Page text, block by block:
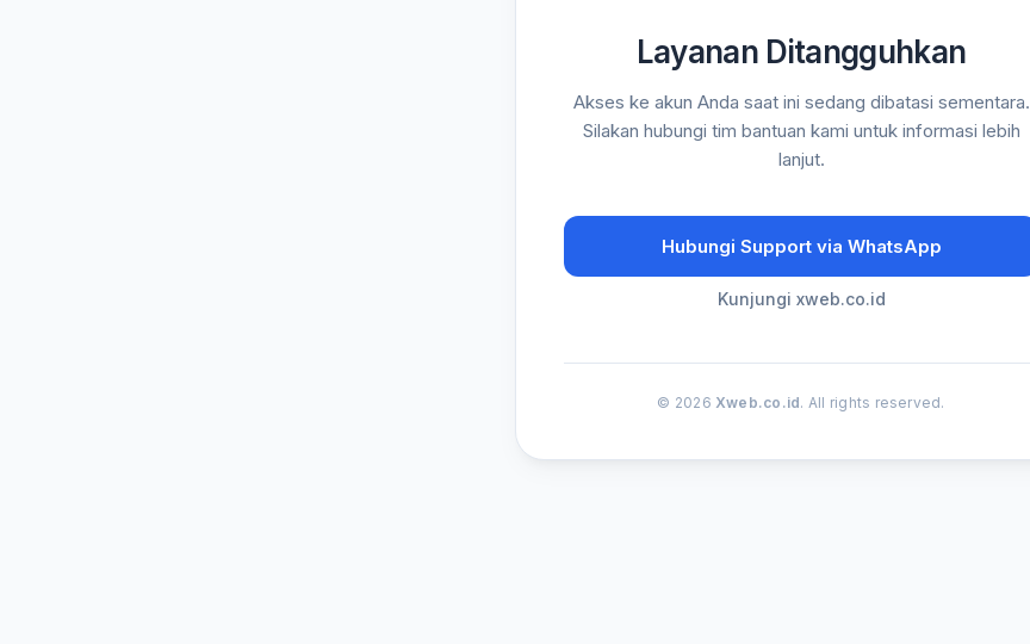
Layanan Ditangguhkan
Akses ke akun Anda saat ini sedang dibatasi sementara.
Silakan hubungi tim bantuan kami untuk informasi lebih
lanjut.
Hubungi Support via WhatsApp
Kunjungi xweb.co.id
© 2026 Xweb.co.id. All rights reserved.